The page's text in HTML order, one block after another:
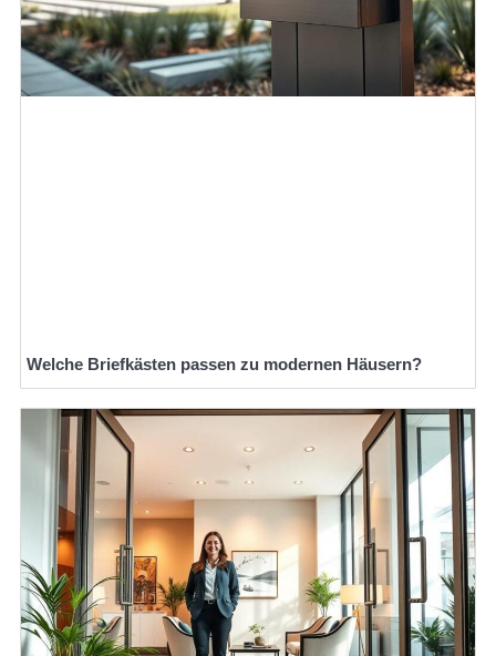
Welche Briefkästen passen zu modernen Häusern?